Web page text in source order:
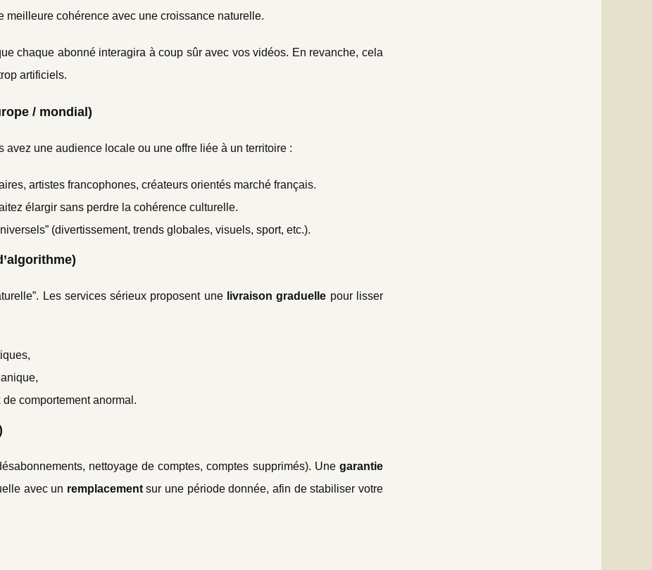
cohérence avec une croissance naturelle.
chaque abonné interagira à coup sûr avec vos vidéos. En revanche, cela
artificiels.
/ mondial)
une audience locale ou une offre liée à un territoire :
artistes francophones, créateurs orientés marché français.
élargir sans perdre la cohérence culturelle.
(divertissement, trends globales, visuels, sport, etc.).
Les services sérieux proposent une livraison graduelle pour lisser
comportement anormal.
nettoyage de comptes, comptes supprimés). Une garantie
avec un remplacementsur une période donnée, afin de stabiliser votre